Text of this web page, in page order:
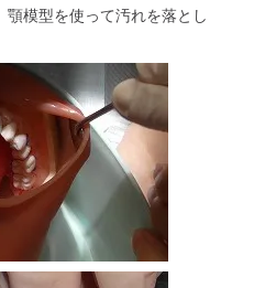
顎模型を使って汚れを落とし